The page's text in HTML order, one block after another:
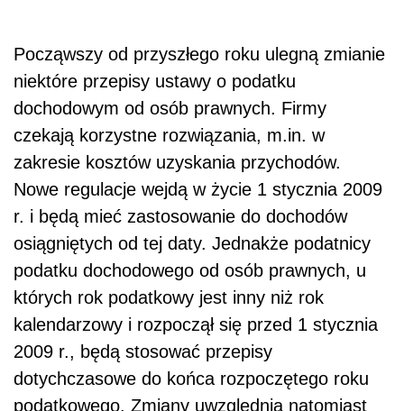
Począwszy od przyszłego roku ulegną zmianie
niektóre przepisy ustawy o podatku
dochodowym od osób prawnych. Firmy
czekają korzystne rozwiązania, m.in. w
zakresie kosztów uzyskania przychodów.
Nowe regulacje wejdą w życie 1 stycznia 2009
r. i będą mieć zastosowanie do dochodów
osiągniętych od tej daty. Jednakże podatnicy
podatku dochodowego od osób prawnych, u
których rok podatkowy jest inny niż rok
kalendarzowy i rozpoczął się przed 1 stycznia
2009 r., będą stosować przepisy
dotychczasowe do końca rozpoczętego roku
podatkowego. Zmiany uwzględnią natomiast